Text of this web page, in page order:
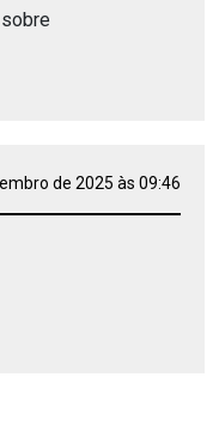
de 2025 às 09:46